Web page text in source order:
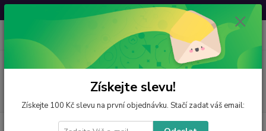
Svatovavřinecká sleva: 20 % s kódemVAVRINEC20
Menu
CZK 0
za
Získejte slevu!
Získejte 100 Kč slevu na první objednávku. Stačí zadat váš email: